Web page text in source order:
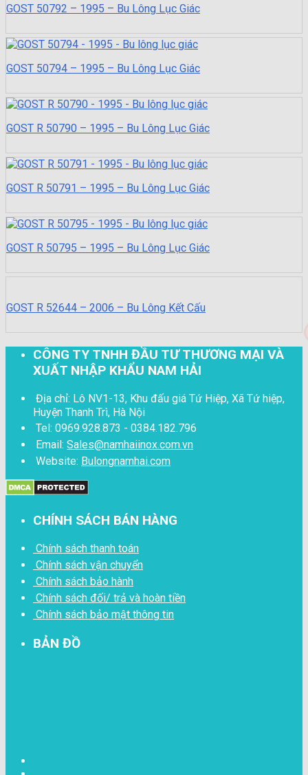
GOST 50792 – 1995 – Bu Lông Lục Giác
GOST 50794 – 1995 – Bu Lông Lục Giác
GOST R 50790 – 1995 – Bu Lông Lục Giác
GOST R 50791 – 1995 – Bu Lông Lục Giác
GOST R 50795 – 1995 – Bu Lông Lục Giác
GOST R 52644 – 2006 – Bu Lông Kết Cấu
CÔNG TY TNHH ĐẦU TƯ THƯƠNG MẠI VÀ
XUẤT NHẬP KHẨU NAM HẢI
Địa chỉ: Lô NV1-13, Khu đấu giá Tứ Hiệp, Xã Tứ hiệp,
Huyện Thanh Trì, Hà Nội
Tel: 0969.928.873 - 0384.182.796
Email: Sales@namhaiinox.com.vn
Website: Bulongnamhai.com
CHÍNH SÁCH BÁN HÀNG
Chính sách thanh toán
Chính sách vận chuyển
Chính sách bảo hành
Chính sách đối/ trả và hoàn tiền
Chính sách bảo mật thông tin
BẢN ĐỒ